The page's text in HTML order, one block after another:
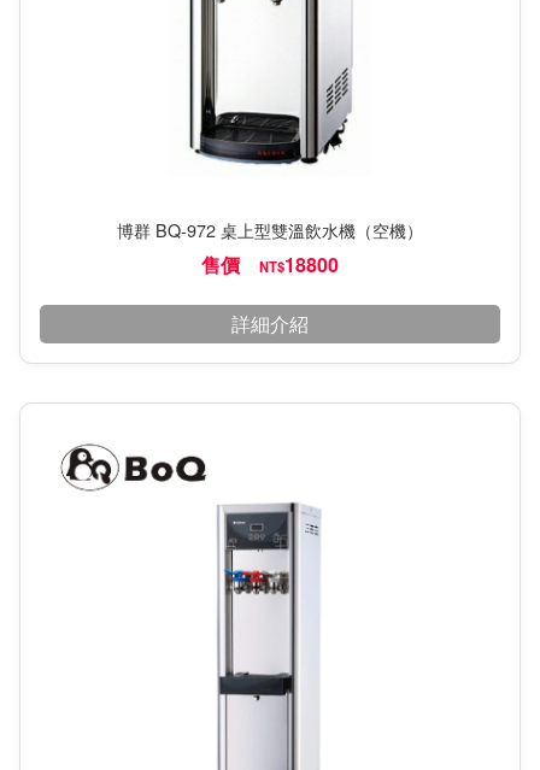
博群 BQ-972 桌上型雙溫飲水機（空機）
售價 NT$18800
詳細介紹